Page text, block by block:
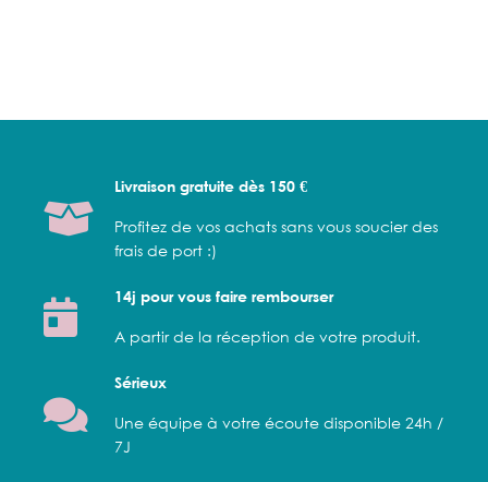
Livraison gratuite dès 150 €
Profitez de vos achats sans vous soucier des
frais de port :)
14j pour vous faire rembourser
A partir de la réception de votre produit.
Sérieux
Une équipe à votre écoute disponible 24h /
7J